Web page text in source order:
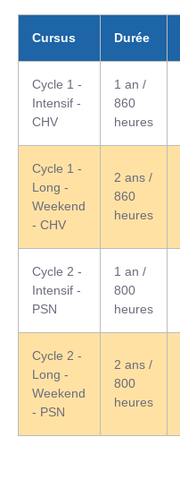
Cursus Durée
Cycle 1 -
Intensif -
CHV
1 an /
860
heures
Cycle 1 -
Long -
Weekend
- CHV
2 ans /
860
heures
Cycle 2 -
Intensif -
PSN
1 an /
800
heures
Cycle 2 -
Long -
Weekend
- PSN
2 ans /
800
heures